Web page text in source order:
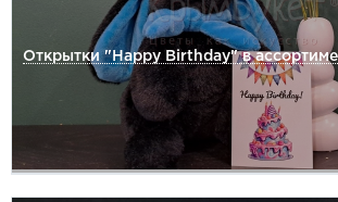
Открытки "Happy Birthday" в